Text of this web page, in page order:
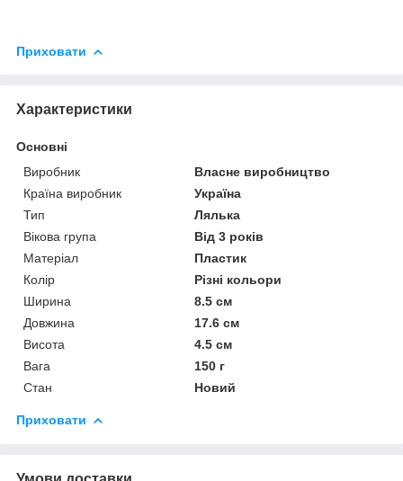
Приховати
Характеристики
Основні
Виробник
Власне виробництво
Країна виробник
Україна
Тип
Лялька
Вікова група
Від 3 років
Матеріал
Пластик
Колір
Різні кольори
Ширина
8.5 см
Довжина
17.6 см
Висота
4.5 см
Вага
150 г
Стан
Новий
Приховати